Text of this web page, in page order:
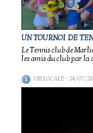
UN TOURNOI DE
Le Tennis club de
les amis du club par la
VIE LOCALE- 24/07/